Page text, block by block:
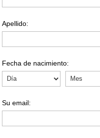
Apellido:
Fecha de nacimiento: